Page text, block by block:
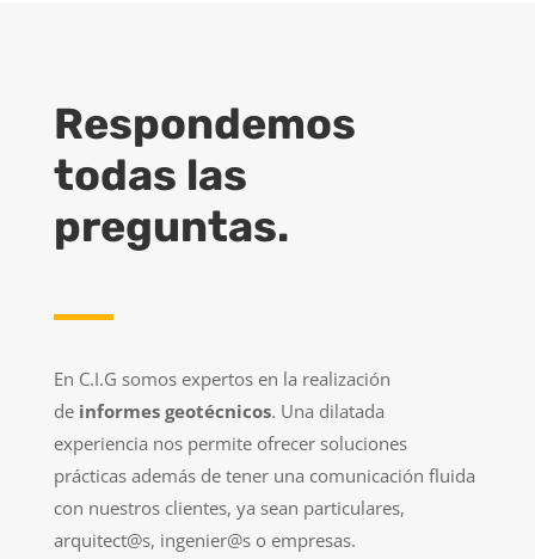
Respondemos
todas las
preguntas.
En C.I.G somos expertos en la realización
de informes geotécnicos. Una dilatada
experiencia nos permite ofrecer soluciones
prácticas además de tener una comunicación fluida
con nuestros clientes, ya sean particulares,
arquitect@s, ingenier@s o empresas.